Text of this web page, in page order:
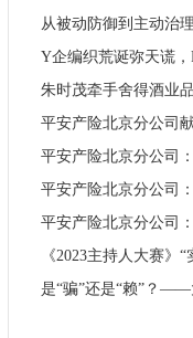
从被动防御到主动治
态
Y企编织荒诞弥天谎
朱时茂牵手舍得酒业
以
平安产险北京分公司
平安产险北京分公司
平安产险北京分公司
护
平安产险北京分公司
《2023主持人大赛》
是“骗”还是“赖”？